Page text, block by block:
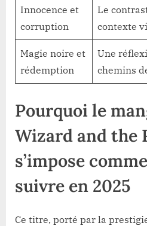
Innocence et
corruption
Le
contexte
Magie noire et
rédemption
Une
chemins
Pourquoi le
Wizard and the
s’impose
suivre en 2025
Ce titre, porté par la